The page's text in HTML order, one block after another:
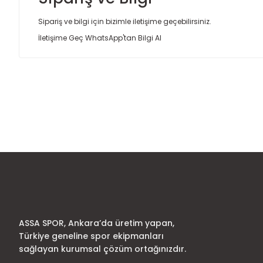
Sipariş ve bilgi için bizimle iletişime geçebilirsiniz.
İletişime Geç WhatsApp'tan Bilgi Al
Ürün bilgilerinde hatalar bulunuyor.
ASSA SPOR, Ankara’da üretim yapan,
Türkiye geneline spor ekipmanları
sağlayan kurumsal çözüm ortağınızdır.